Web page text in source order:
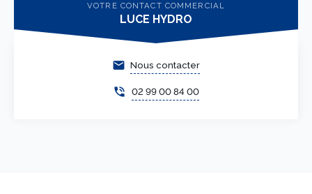
VOTRE CONTACT COMMERCIAL
LUCE HYDRO
email Nous contacter
phone_in_talk 02 99 00 84 00